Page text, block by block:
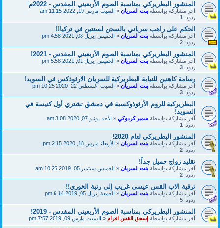
المنشور البطريركي بمناسبة الصوم الأربعيني المقدس - 2022م!
آخر مشاركة بواسطةبنت السريان«السبت مارس 19, 2022 11:15 am
ردود: 1
الحكم على راهب سرياني بالسجن لسنتين في تركيا!!
آخر مشاركة بواسطةبنت السريان«الخميس إبريل 08, 2021 4:58 pm
ردود: 2
المنشور البطريركي بمناسبة الصوم الأربعيني المقدس - 2021!
آخر مشاركة بواسطةبنت السريان«الخميس إبريل 01, 2021 5:58 pm
ردود: 3
رسامة كاهنين للنيابة البطريركية للسريان الارثوذكس في السويد!
آخر مشاركة بواسطةبنت السريان«السبت أغسطس 22, 2020 10:25 pm
ردود: 3
البطريركية للروم الأرثوذوكسية في دمشق تشتري أول كنيسة في
السويد!
آخر مشاركة بواسطةسمير كردوكي«الأحد يونيو 07, 2020 3:08 am
ردود: 1
المنشور البطريركي لعام 2020!
آخر مشاركة بواسطةبنت السريان«الأربعاء مارس 18, 2020 2:15 pm
ردود: 2
تقليد زواج جميل جداً!
آخر مشاركة بواسطةبنت السريان«الخميس سبتمبر 05, 2019 10:25 am
ردود: 2
ترقية الاب القس عيسى غريب إلى رتبة الخوري!!
آخر مشاركة بواسطةبنت السريان«الجمعة إبريل 05, 2019 6:14 pm
ردود: 5
المنشور البطريركي بمناسبة الصوم الأربعيني المقدس - 2019!
آخر مشاركة بواسطةإسحق القس افرام«السبت مارس 09, 2019 7:57 pm